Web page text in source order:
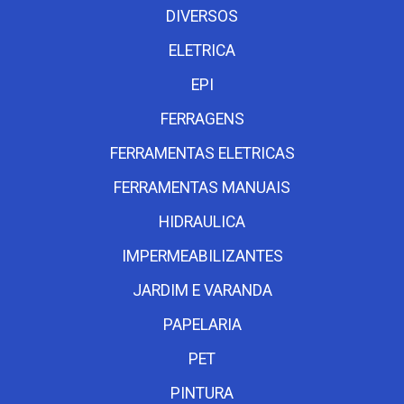
DIVERSOS
ELETRICA
EPI
FERRAGENS
FERRAMENTAS ELETRICAS
FERRAMENTAS MANUAIS
HIDRAULICA
IMPERMEABILIZANTES
JARDIM E VARANDA
PAPELARIA
PET
PINTURA